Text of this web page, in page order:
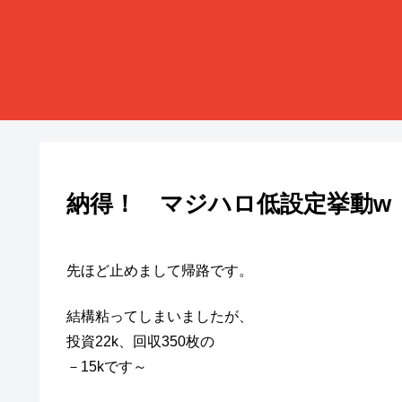
納得！ マジハロ低設定挙動w
先ほど止めまして帰路です。
結構粘ってしまいましたが、
投資22k、回収350枚の
－15kです～